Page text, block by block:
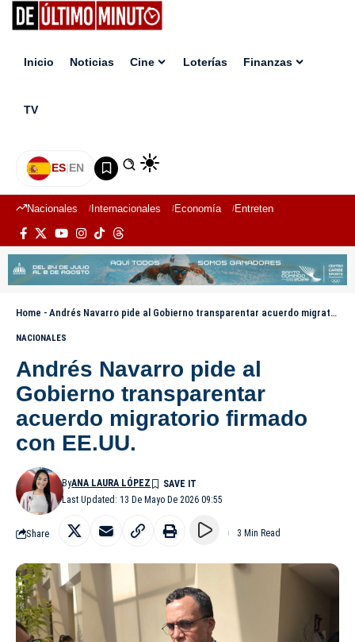
Inicio Noticias Cine Loterías Finanzas
TV
ES|EN
Nacionales Internacionales Economía Entretenimiento
Home - Andrés Navarro pide al Gobierno transparentar acuerdo migratorio firmado con EE.UU.
NACIONALES
Andrés Navarro pide al
Gobierno transparentar
acuerdo migratorio firmado
con EE.UU.
Last Updated: 13 De Mayo De 2026 09:55
ByANA LAURA LÓPEZ
Share 3 Min Read